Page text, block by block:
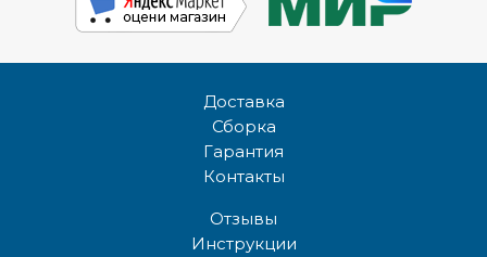
Доставка
Сборка
Гарантия
Контакты
Отзывы
Инструкции